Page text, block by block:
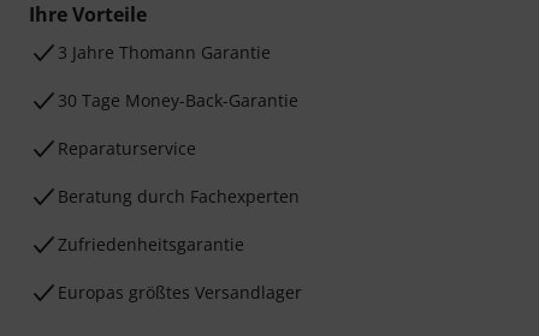
Ihre Vorteile
3 Jahre Thomann Garantie
30 Tage Money-Back-Garantie
Reparaturservice
Beratung durch Fachexperten
Zufriedenheitsgarantie
Europas größtes Versandlager